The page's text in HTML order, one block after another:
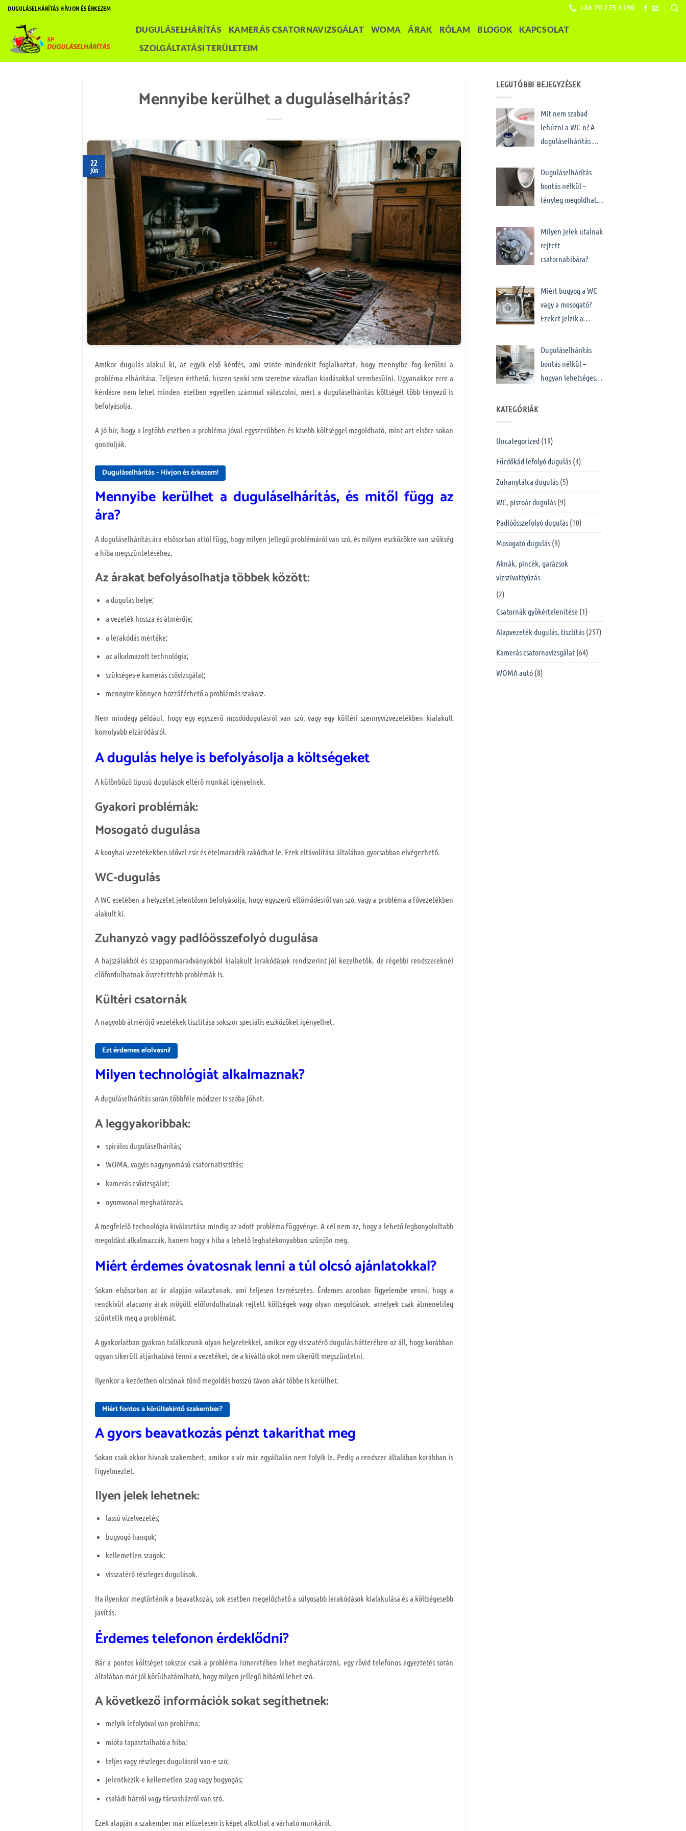
Skip
content
DUGULÁSELHÁRÍTÁS HÍVJON ÉS ÉRKEZEM +36 70 775 5190
DUGULÁSELHÁRÍTÁS KAMERÁS CSATORNAVIZSGÁLAT WOMA ÁRAK RÓLAM BLOGOK
KAPCSOLAT
SZOLGÁLTATÁSI TERÜLETEIM
Mennyibe kerülhet a duguláselhárítás?
22
jún
Amikor dugulás alakul ki, az egyik első kérdés, ami szinte mindenkit foglalkoztat, hogy mennyibe fog kerülni a
probléma elhárítása. Teljesen érthető, hiszen senki sem szeretne váratlan kiadásokkal szembesülni. Ugyanakkor erre a
kérdésre nem lehet minden esetben egyetlen számmal válaszolni, mert a duguláselhárítás költségét több tényező is
befolyásolja.
A jó hír, hogy a legtöbb esetben a probléma jóval egyszerűbben és kisebb költséggel megoldható, mint azt elsőre sokan
gondolják.
Duguláselhárítás – Hívjon és érkezem!
Mennyibe kerülhet a duguláselhárítás, és mitől függ az
ára?
A duguláselhárítás ára elsősorban attól függ, hogy milyen jellegű problémáról van szó, és milyen eszközökre van szükség
a hiba megszüntetéséhez.
Az árakat befolyásolhatja többek között:
a dugulás helye;
a vezeték hossza és átmérője;
a lerakódás mértéke;
az alkalmazott technológia;
szükséges-e kamerás csővizsgálat;
mennyire könnyen hozzáférhető a problémás szakasz.
Nem mindegy például, hogy egy egyszerű mosdódugulásról van szó, vagy egy kültéri szennyvízvezetékben kialakult
komolyabb elzáródásról.
A dugulás helye is befolyásolja a költségeket
A különböző típusú dugulások eltérő munkát igényelnek.
Gyakori problémák:
Mosogató dugulása
A konyhai vezetékekben idővel zsír és ételmaradék rakódhat le. Ezek eltávolítása általában gyorsabban elvégezhető.
WC-dugulás
A WC esetében a helyzetet jelentősen befolyásolja, hogy egyszerű eltömődésről van szó, vagy a probléma a fővezetékben
alakult ki.
Zuhanyzó vagy padlóösszefolyó dugulása
A hajszálakból és szappanmaradványokból kialakult lerakódások rendszerint jól kezelhetők, de régebbi rendszereknél
előfordulhatnak összetettebb problémák is.
Kültéri csatornák
A nagyobb átmérőjű vezetékek tisztítása sokszor speciális eszközöket igényelhet.
Ezt érdemes elolvasni!
Milyen technológiát alkalmaznak?
A duguláselhárítás során többféle módszer is szóba jöhet.
A leggyakoribbak:
spirálos duguláselhárítás;
WOMA, vagyis nagynyomású csatornatisztítás;
kamerás csővizsgálat;
nyomvonal meghatározás.
A megfelelő technológia kiválasztása mindig az adott probléma függvénye. A cél nem az, hogy a lehető legbonyolultabb
megoldást alkalmazzák, hanem hogy a hiba a lehető leghatékonyabban szűnjön meg.
Miért érdemes óvatosnak lenni a túl olcsó ajánlatokkal?
Sokan elsősorban az ár alapján választanak, ami teljesen természetes. Érdemes azonban figyelembe venni, hogy a
rendkívül alacsony árak mögött előfordulhatnak rejtett költségek vagy olyan megoldások, amelyek csak átmenetileg
szüntetik meg a problémát.
A gyakorlatban gyakran találkozunk olyan helyzetekkel, amikor egy visszatérő dugulás hátterében az áll, hogy korábban
ugyan sikerült átjárhatóvá tenni a vezetéket, de a kiváltó okot nem sikerült megszüntetni.
Ilyenkor a kezdetben olcsónak tűnő megoldás hosszú távon akár többe is kerülhet.
Miért fontos a körültekintő szakember?
A gyors beavatkozás pénzt takaríthat meg
Sokan csak akkor hívnak szakembert, amikor a víz már egyáltalán nem folyik le. Pedig a rendszer általában korábban is
figyelmeztet.
Ilyen jelek lehetnek:
lassú vízelvezetés;
bugyogó hangok;
kellemetlen szagok;
visszatérő részleges dugulások.
Ha ilyenkor megtörténik a beavatkozás, sok esetben megelőzhető a súlyosabb lerakódások kialakulása és a költségesebb
javítás.
Érdemes telefonon érdeklődni?
Bár a pontos költséget sokszor csak a probléma ismeretében lehet meghatározni, egy rövid telefonos egyeztetés során
általában már jól körülhatárolható, hogy milyen jellegű hibáról lehet szó.
A következő információk sokat segíthetnek:
melyik lefolyóval van probléma;
mióta tapasztalható a hiba;
teljes vagy részleges dugulásról van-e szó;
jelentkezik-e kellemetlen szag vagy bugyogás;
családi házról vagy társasházról van szó.
Ezek alapján a szakember már előzetesen is képet alkothat a várható munkáról.
LEGUTÓBBI BEJEGYZÉSEK
Mit nem szabad
lehúzni a WC-n? A
duguláselhárítás …
Duguláselhárítás
bontás nélkül –
tényleg megoldhat…
Milyen jelek utalnak
rejtett
csatornahibára?
Miért bugyog a WC
vagy a mosogató?
Ezeket jelzik a…
Duguláselhárítás
bontás nélkül –
hogyan lehetséges…
KATEGÓRIÁK
Uncategorized (19)
Fürdőkád lefolyó dugulás (3)
Zuhanytálca dugulás (5)
WC, piszoár dugulás (9)
Padlóösszefolyó dugulás (10)
Mosogató dugulás (9)
Aknák, pincék, garázsok
vízszivattyúzás
(2)
Csatornák gyökértelenítése (1)
Alapvezeték dugulás, tisztítás (257)
Kamerás csatornavizsgálat (64)
WOMA autó (8)